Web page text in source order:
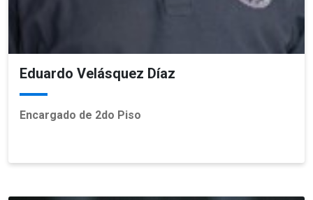
Eduardo Velásquez Díaz
Encargado de 2do Piso